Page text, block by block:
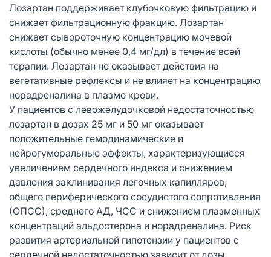
Лозартан поддерживает клубочковую фильтрацию и
снижает фильтрационную фракцию. Лозартан
снижает сывороточную концентрацию мочевой
кислоты (обычно менее 0,4 мг/дл) в течение всей
терапии. Лозартан не оказывает действия на
вегетативные рефлексы и не влияет на концентрацию
норадреналина в плазме крови.
У пациентов с левожелудочковой недостаточностью
лозартан в дозах 25 мг и 50 мг оказывает
положительные гемодинамические и
нейрогуморальные эффекты, характеризующиеся
увеличением сердечного индекса и снижением
давления заклинивания легочных капилляров,
общего периферического сосудистого сопротивления
(ОПСС), среднего АД, ЧСС и снижением плазменных
концентраций альдостерона и норадреналина. Риск
развития артериальной гипотензии у пациентов с
сердечной недостаточностью зависит от дозы